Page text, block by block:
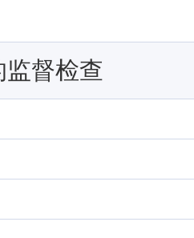
督检查